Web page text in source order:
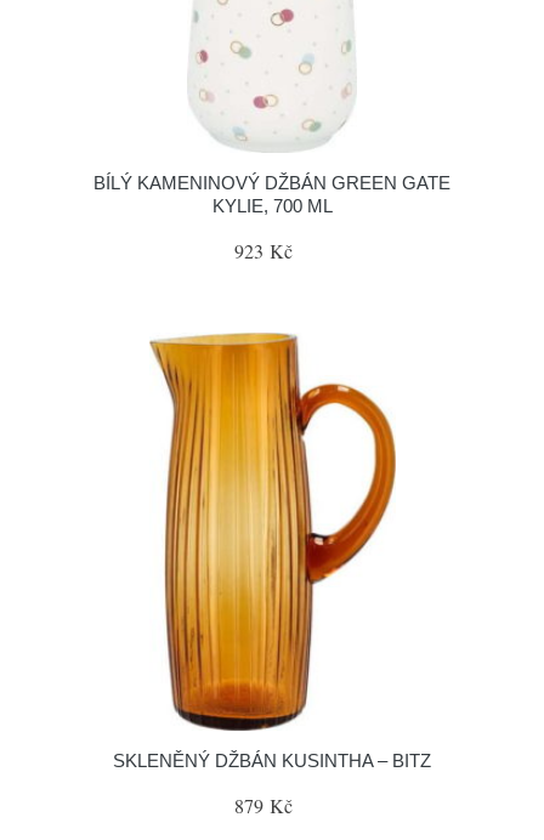
BÍLÝ KAMENINOVÝ DŽBÁN GREEN GATE
KYLIE, 700 ML
923 Kč
SKLENĚNÝ DŽBÁN KUSINTHA – BITZ
879 Kč